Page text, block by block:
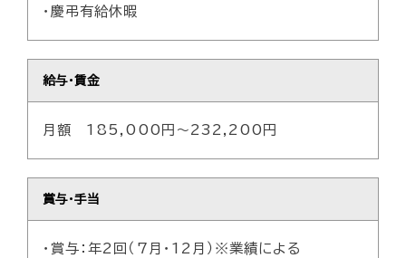
・慶弔有給休暇
給与・賃金
月額 185,000円～232,200円
賞与・手当
・賞与：年2回（7月・12月）※業績による